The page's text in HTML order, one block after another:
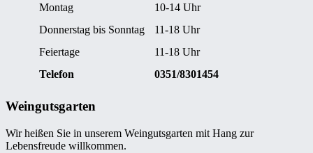
Montag
10-14 Uhr
Donnerstag bis Sonntag
11-18 Uhr
Feiertage
11-18 Uhr
Telefon
0351/8301454
Weingutsgarten
Wir heißen Sie in unserem Weingutsgarten mit Hang zur
Lebensfreude willkommen.